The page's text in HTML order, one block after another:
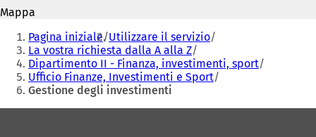
r
e
i
n
u
n
n
Mappa
Siete
qui:
Pagina iniziale Utilizzare il servizio
La vostra richiesta dalla A alla Z
Dipartimento II - Finanza, investimenti, sport
Ufficio Finanze, Investimenti e Sport
Gestione degli investimenti